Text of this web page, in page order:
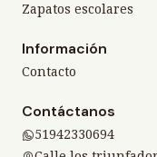
Zapatos escolares
Información
Contacto
Contáctanos
51942330694